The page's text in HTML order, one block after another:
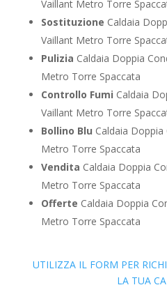
Vaillant Metro Torre
Sostituzione Caldaia
Vaillant Metro Torre
Pulizia Caldaia Doppia
Metro Torre Spaccata
Controllo Fumi Caldaia
Vaillant Metro Torre
Bollino Blu Caldaia
Metro Torre Spaccata
Vendita Caldaia Doppia
Metro Torre Spaccata
Offerte Caldaia Doppia
Metro Torre Spaccata
UTILIZZA IL FORM PER
LA TUA